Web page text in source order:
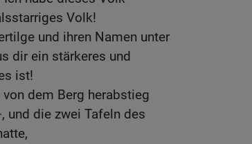
Volk!
und ihren Namen unter
dir ein stärkeres und
ist!
dem Berg herabstieg
und die zwei Tafeln des